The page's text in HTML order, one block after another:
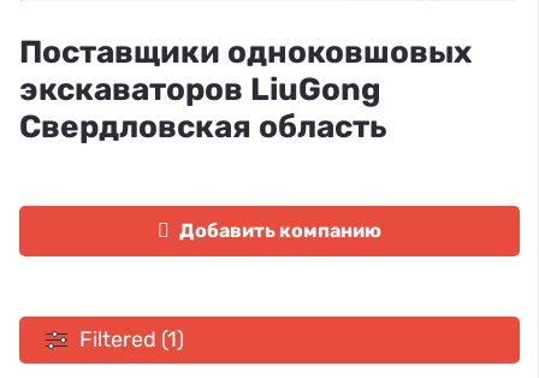
Поставщики одноковшовых
экскаваторов LiuGong
Свердловская область
Добавить компанию
Filtered (1)